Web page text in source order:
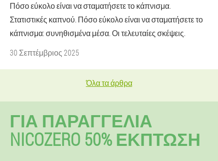
Πόσο εύκολο είναι να σταματήσετε το κάπνισμα.
Στατιστικές καπνού. Πόσο εύκολο είναι να σταματήσετε το
κάπνισμα: συνηθισμένα μέσα. Οι τελευταίες σκέψεις.
30 Σεπτέμβριος 2025
Όλα τα άρθρα
ΓΙΑ ΠΑΡΑΓΓΕΛΊΑ
NICOZERO 50% ΕΚΠΤΩΣΗ